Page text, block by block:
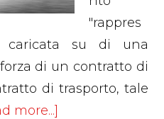
"rappres
caricata su di una
di un contratto di
di trasporto, tale
more...]